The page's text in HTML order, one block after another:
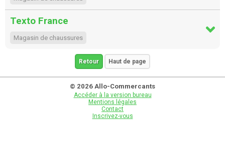
Texto France
Magasin de chaussures
Retour Haut de page
© 2026 Allo-Commercants
Accéder à la version bureau
Mentions légales
Contact
Inscrivez-vous